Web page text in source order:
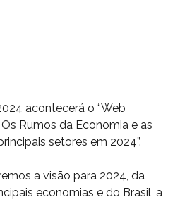
acontecerá o “Web
Rumos da Economia e as
setores em 2024”.
a visão para 2024, da
economias e do Brasil, a